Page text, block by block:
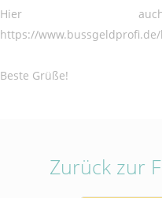
Hier
https://
Beste Grüße!
Zurück zur